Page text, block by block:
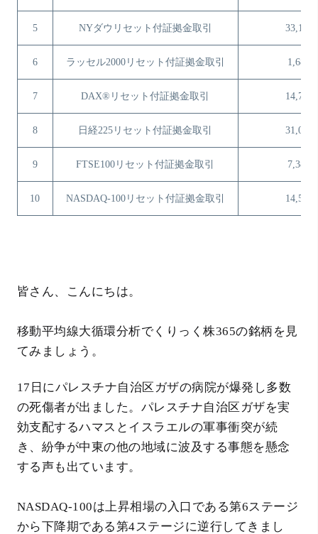
5 NYダウリセット付証拠金取引 33,122
6 ラッセル2000リセット付証拠金取引 1,680
7 DAX®リセット付証拠金取引 14,792
8 日経225リセット付証拠金取引 31,088
9 FTSE100リセット付証拠金取引 7,380
10 NASDAQ-100リセット付証拠金取引 14,558
皆さん、こんにちは。
移動平均線大循環分析でくりっく株365の銘柄を見
てみましょう。
17日にパレスチナ自治区ガザの病院が爆発し多数
の死傷者が出ました。パレスチナ自治区ガザを実
効支配するハマスとイスラエルの軍事衝突が続
き、紛争が中東の他の地域に波及する事態を懸念
する声も出ています。
NASDAQ-100は上昇相場の入口である第6ステージ
から下降期である第4ステージに逆行してきまし